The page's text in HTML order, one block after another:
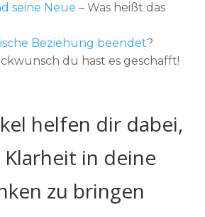
seine Neue – Was heißt das
Beziehung beendet?
du hast es geschafft!
helfen dir dabei,
in deine
zu bringen